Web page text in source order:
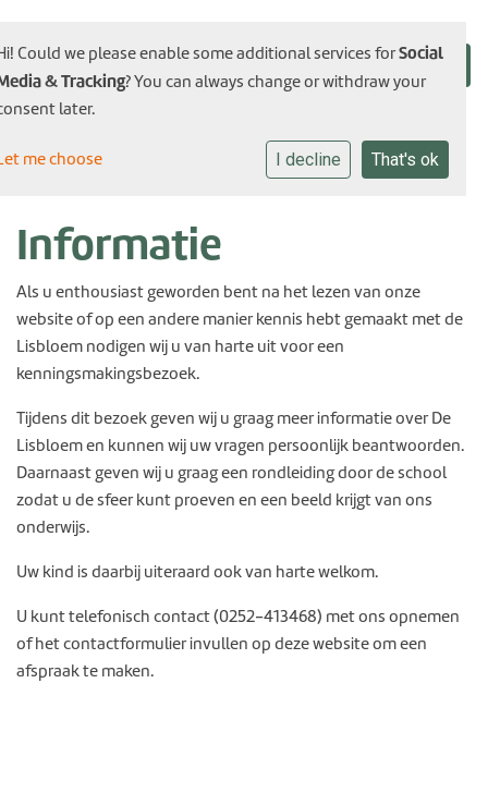
Informatie
Als u enthousiast geworden bent na het lezen van onze
website of op een andere manier kennis hebt gemaakt met de
Lisbloem nodigen wij u van harte uit voor een
kenningsmakingsbezoek.
Tijdens dit bezoek geven wij u graag meer informatie over De
Lisbloem en kunnen wij uw vragen persoonlijk beantwoorden.
Daarnaast geven wij u graag een rondleiding door de school
zodat u de sfeer kunt proeven en een beeld krijgt van ons
onderwijs.
Uw kind is daarbij uiteraard ook van harte welkom.
U kunt telefonisch contact (0252-413468) met ons opnemen
of het contactformulier invullen op deze website om een
afspraak te maken.
Could we please enable some additional services forSocial
& Tracking? You can always change or withdraw your
later.
me choose I decline That's ok